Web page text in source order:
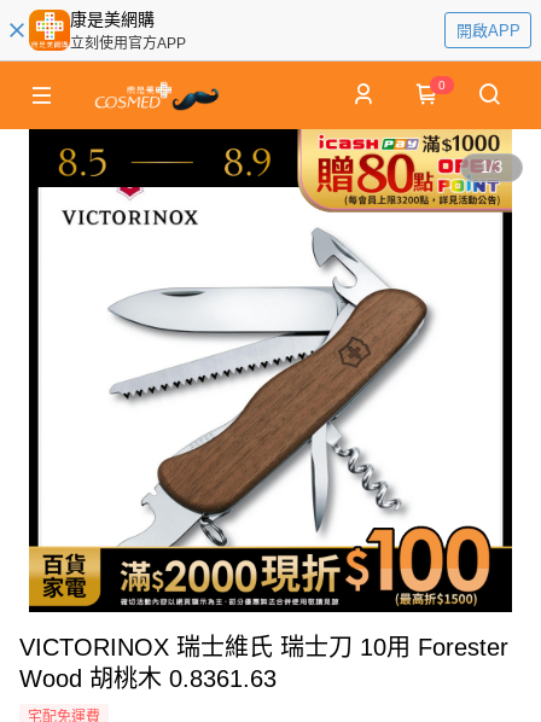
康是美網購
立刻使用官方APP
開啟APP
0
1/3
VICTORINOX 瑞士維氏 瑞士刀 10用 Forester
Wood 胡桃木 0.8361.63
宅配免運費